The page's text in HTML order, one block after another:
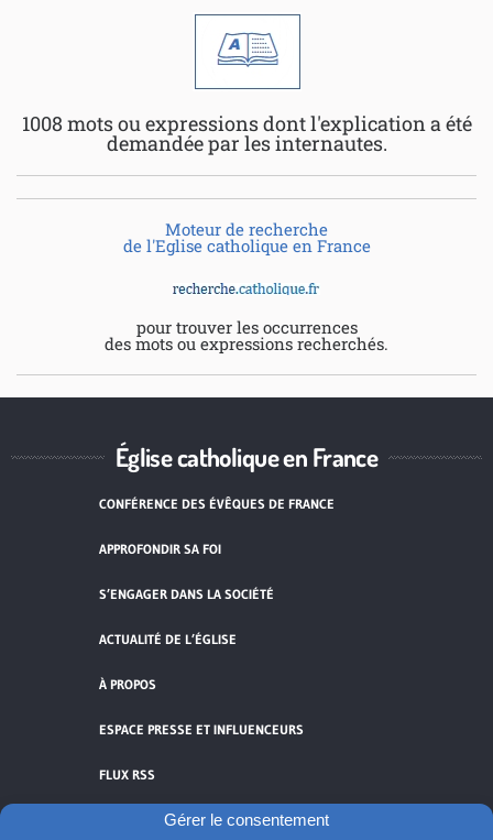
Gérer le consentement
1008 mots ou expressions dont l'explication a été
demandée par les internautes.
Moteur de recherche
de l'Eglise catholique en France
pour trouver les occurrences
des mots ou expressions recherchés.
Église catholique en France
CONFÉRENCE DES ÉVÊQUES DE FRANCE
APPROFONDIR SA FOI
S’ENGAGER DANS LA SOCIÉTÉ
ACTUALITÉ DE L’ÉGLISE
À PROPOS
ESPACE PRESSE ET INFLUENCEURS
FLUX RSS